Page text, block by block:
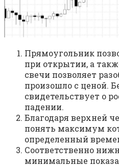
Прямоугольник
при открытии, а
свечи позволяет
произошло с ценой.
свидетельствует о
падении.
Благодаря верхней
понять максимум
определенный
Соответственно
минимальные